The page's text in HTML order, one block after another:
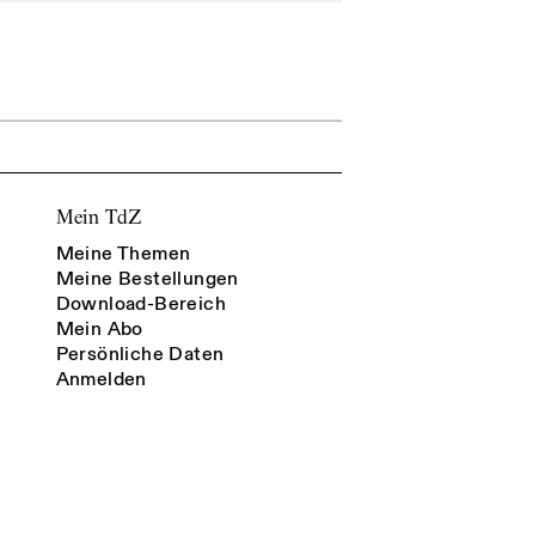
Mein TdZ
Meine Themen
Meine Bestellungen
Download-Bereich
Mein Abo
Persönliche Daten
Anmelden